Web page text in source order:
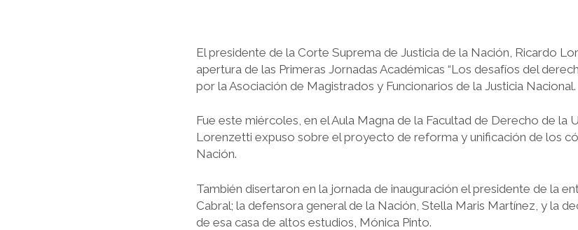
El presidente de la Corte Suprema de Justicia de la Nación, Ricardo
apertura de las Primeras Jornadas Académicas “Los desafíos del
por la Asociación de Magistrados y Funcionarios de la Justicia Nacional.
Fue este miércoles, en el Aula Magna de la Facultad de Derecho de la
Lorenzetti expuso sobre el proyecto de reforma y unificación de los
Nación.
También disertaron en la jornada de inauguración el presidente de la
Cabral; la defensora general de la Nación, Stella Maris Martínez, y la
de esa casa de altos estudios, Mónica Pinto.